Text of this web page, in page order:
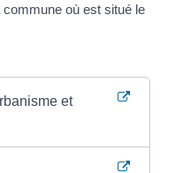
où est situé le
et